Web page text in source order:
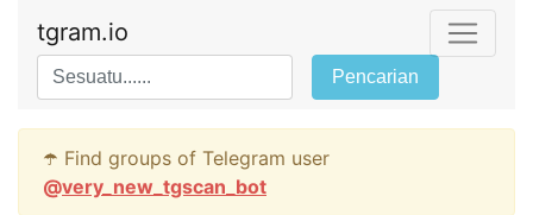
tgram.io
Pencarian
☂️ Find groups of Telegram user
@very_new_tgscan_bot